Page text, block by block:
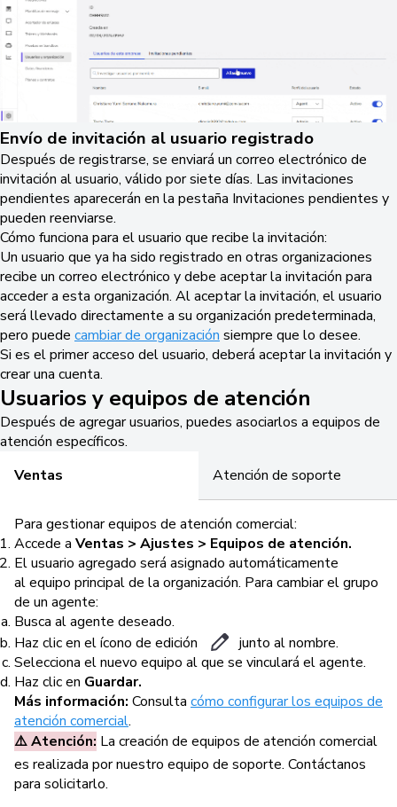
Envío de invitación al usuario registrado
Después de registrarse, se enviará un correo electrónico de
invitación al usuario, válido por siete días. Las invitaciones
pendientes aparecerán en la pestaña Invitaciones pendientes y
pueden reenviarse.
Cómo funciona para el usuario que recibe la invitación:
Un usuario que ya ha sido registrado en otras organizaciones
recibe un correo electrónico y debe aceptar la invitación para
acceder a esta organización. Al aceptar la invitación, el usuario
será llevado directamente a su organización predeterminada,
pero puede cambiar de organización siempre que lo desee.
Si es el primer acceso del usuario, deberá aceptar la invitación y
crear una cuenta.
Usuarios y equipos de atención
Después de agregar usuarios, puedes asociarlos a equipos de
atención específicos.
Ventas
Para gestionar equipos de atención comercial:
Accede a Ventas > Ajustes > Equipos de atención.
El usuario agregado será asignado automáticamente
al equipo principal de la organización. Para cambiar el grupo
de un agente:
Busca al agente deseado.
Haz clic en el ícono de edición
junto al nombre.
Selecciona el nuevo equipo al que se vinculará el agente.
Haz clic en Guardar.
Más información: Consulta cómo configurar los equipos de
atención comercial.
⚠️ Atención: La creación de equipos de atención comercial
es realizada por nuestro equipo de soporte. Contáctanos
para solicitarlo.
Atención de soporte